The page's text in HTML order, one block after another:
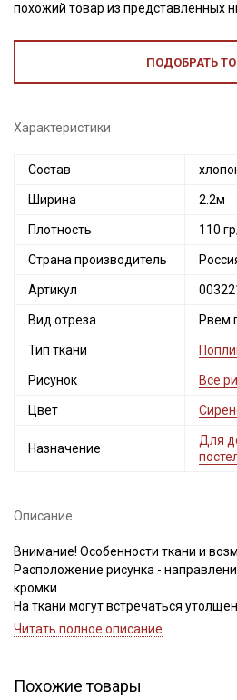
похожий товар из представленных
ПОДОБРАТЬ
Характеристики
Состав
Ширина 2.2м
Плотность 110
Страна производитель
Артикул
Вид отреза Рвем
Тип ткани
Рисунок Все
Цвет
Назначение
Для
Описание
Внимание! Особенности ткани и
Расположение рисунка -
кромки.
На ткани могут встречаться
вдоль кромки (до 5 см от кромки),
ткани это браком и дефектом не
Читать полное описание
Похожие товары
Мы публикуем здесь
промокоды и скидки
категории
Электронная почта